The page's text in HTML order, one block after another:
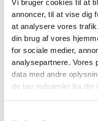
Vi bruger cookies til at
annoncer, til at vise dig
at analysere vores
din brug af vores
for sociale medier,
analysepartnere. Vores
data med andre
de har indsamlet fra din
Du vil